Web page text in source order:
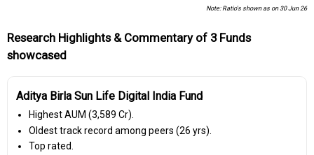
Note: Ratio's shown as on 30 Jun 26
Research Highlights & Commentary of 3 Funds
showcased
Aditya Birla Sun Life Digital India Fund
Highest AUM (₹3,589 Cr).
Oldest track record among peers (26 yrs).
Top rated.